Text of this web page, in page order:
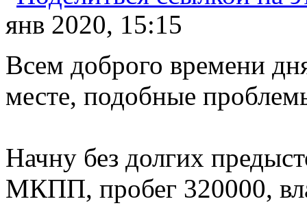
янв 2020, 15:15
Всем доброго времени
месте, подобные
Начну без долгих
МКПП, пробег 320000,